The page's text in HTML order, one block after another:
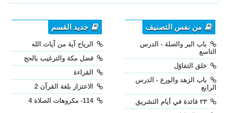
من نفس التصنيف
باب البر والصلة - الدرس
التاسع
خلق التفاؤل
باب الزهد والورع - الدرس
الرابع
جديد القسم
الرياح آية من آيات الله
فضل مكة والترغيب بالحج
القراءة
الاعتزاز بلغة القرآن 2
114- مكروهات الصلاة 4